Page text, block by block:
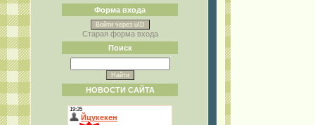
Форма входа
Войти через uID
Старая форма входа
Поиск
НОВОСТИ САЙТА